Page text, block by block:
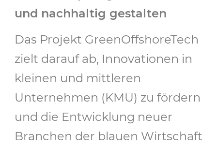
und nachhaltig gestalten
Das Projekt GreenOffshoreTech
zielt darauf ab, Innovationen in
kleinen und mittleren
Unternehmen (KMU) zu fördern
und die Entwicklung neuer
Branchen der blauen Wirtschaft